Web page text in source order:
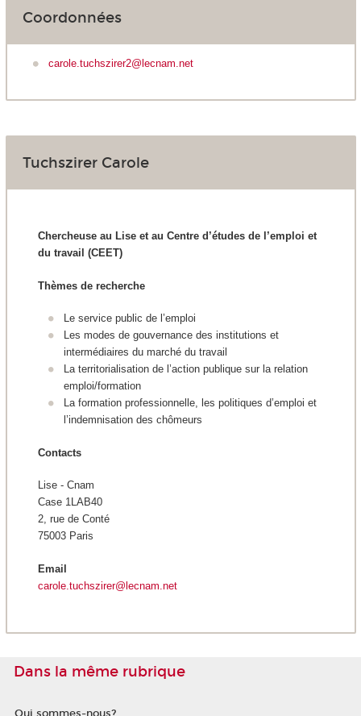
Coordonnées
carole.tuchszirer2@lecnam.net
Tuchszirer Carole
Chercheuse au Lise et au Centre d’études de l’emploi et
du travail (CEET)
Thèmes de recherche
Le service public de l’emploi
Les modes de gouvernance des institutions et
intermédiaires du marché du travail
La territorialisation de l’action publique sur la relation
emploi/formation
La formation professionnelle, les politiques d’emploi et
l’indemnisation des chômeurs
Contacts
Lise - Cnam
Case 1LAB40
2, rue de Conté
75003 Paris
Email
carole.tuchszirer@lecnam.net
Dans la même rubrique